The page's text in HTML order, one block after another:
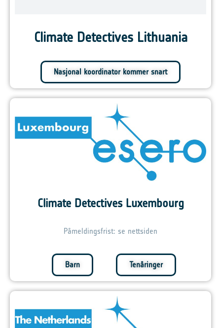
Climate Detectives Lithuania
Nasjonal koordinator kommer snart
Climate Detectives Luxembourg
Påmeldingsfrist: se nettsiden
Barn Tenåringer